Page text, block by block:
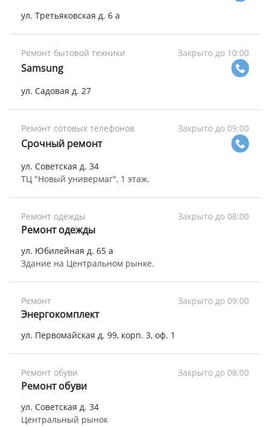
ул. Третьяковская д. 6 а
Ремонт бытовой техники Закрыто до 10:00
Samsung
ул. Садовая д. 27
Ремонт сотовых телефонов Закрыто до 09:00
Срочный ремонт
ул. Советская д. 34
ТЦ "Новый универмаг", 1 этаж.
Ремонт одежды Закрыто до 08:00
Ремонт одежды
ул. Юбилейная д. 65 а
Здание на Центральном рынке.
Ремонт Закрыто до 09:00
Энергокомплект
ул. Первомайская д. 99, корп. 3, оф. 1
Ремонт обуви Закрыто до 08:00
Ремонт обуви
ул. Советская д. 34
Центральный рынок